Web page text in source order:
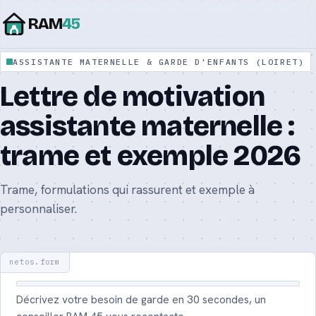
RAM45
Assistante maternelle agréée : le guide
complet 2026
Assistante maternelle ou nounou : quelle
différence ?
Tarif d’une assistante maternelle : prix et
calcul 2026
Contrat d’assistante maternelle : modèle et
mentions 2026
ASSISTANTE MATERNELLE & GARDE D'ENFANTS (LOIRET)
Lettre de motivation
assistante maternelle :
trame et exemple 2026
Trame, formulations qui rassurent et exemple à
personnaliser.
Décrivez votre besoin de garde en 30 secondes, un